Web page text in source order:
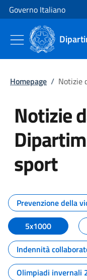
Vai al contenuto
Vai alla navigazione del
Governo Italiano
Homepage / Notizie
Notizie
sport
Tutti i
Prevenzione della
5x1000
Indennità
Olimpiadi invernali